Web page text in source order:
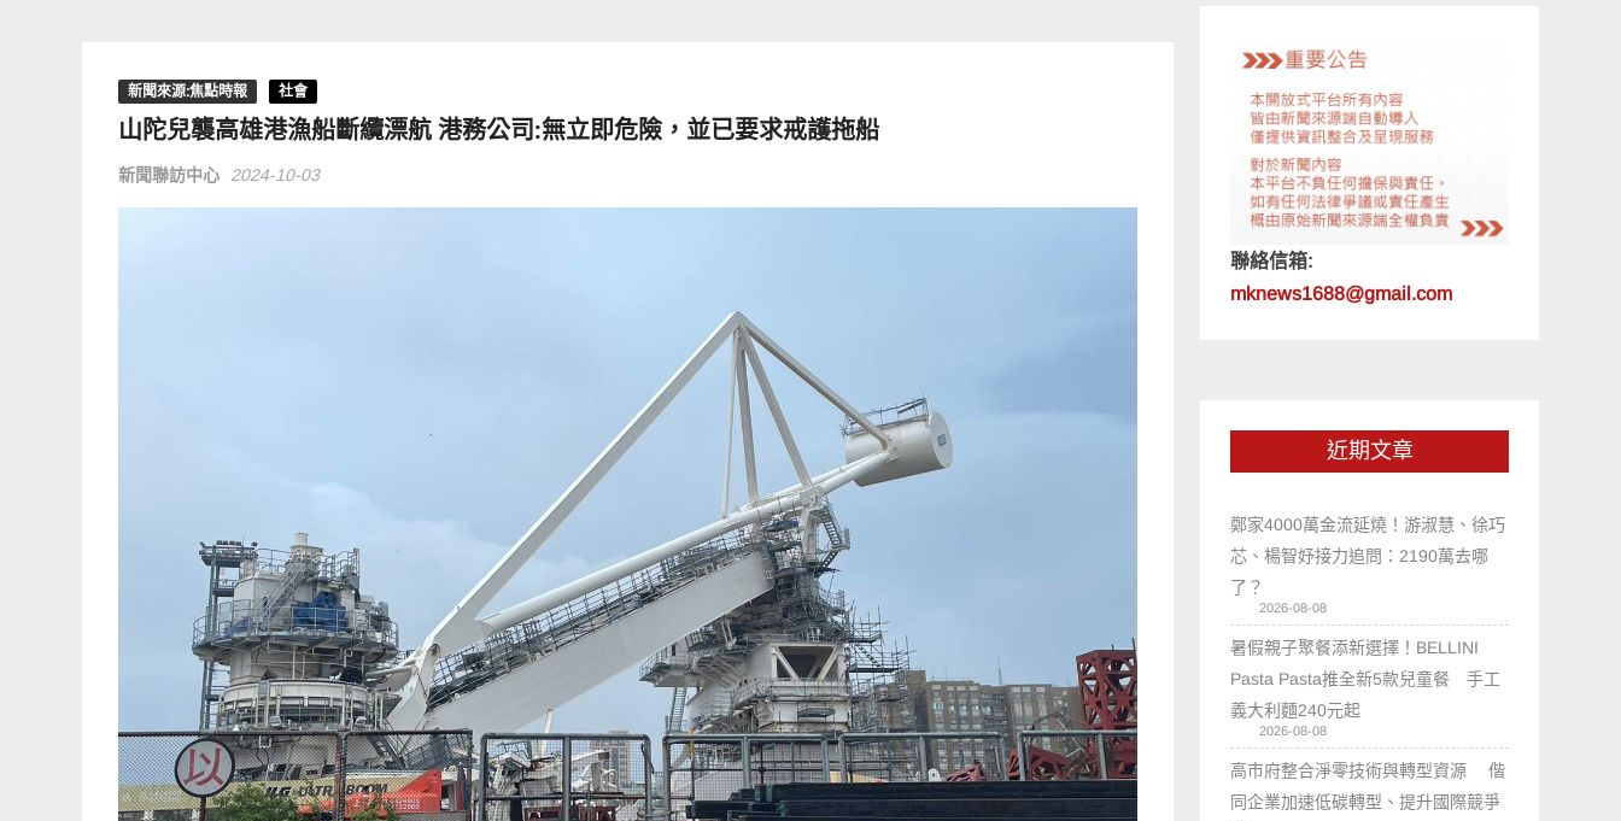
新聞來源:焦點時報 社會
山陀兒襲高雄港漁船斷纜漂航 港務公司:無立即危險，並已要求戒護拖船
新聞聯訪中心 2024-10-03
聯絡信箱:
mknews1688@gmail.com
近期文章
鄭家4000萬金流延燒！游淑慧、徐巧
芯、楊智妤接力追問：2190萬去哪
了？
2026-08-08
暑假親子聚餐添新選擇！BELLINI
Pasta Pasta推全新5款兒童餐 手工
義大利麵240元起
2026-08-08
高市府整合淨零技術與轉型資源 偕
同企業加速低碳轉型、提升國際競爭